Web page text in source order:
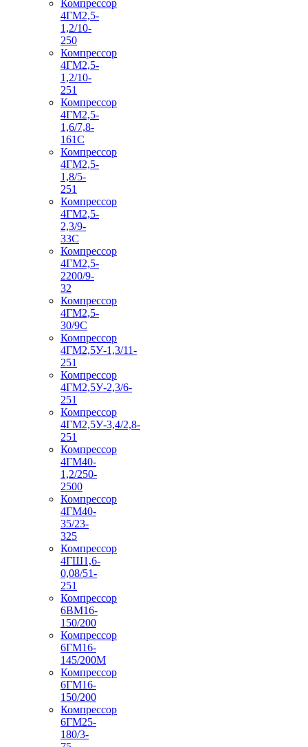
Компрессор
4ГМ2,5-
1,2/10-
250
Компрессор
4ГМ2,5-
1,2/10-
251
Компрессор
4ГМ2,5-
1,6/7,8-
161С
Компрессор
4ГМ2,5-
1,8/5-
251
Компрессор
4ГМ2,5-
2,3/9-
33С
Компрессор
4ГМ2,5-
2200/9-
32
Компрессор
4ГМ2,5-
30/9С
Компрессор
4ГМ2,5У-1,3/11-
251
Компрессор
4ГМ2,5У-2,3/6-
251
Компрессор
4ГМ2,5У-3,4/2,8-
251
Компрессор
4ГМ40-
1,2/250-
2500
Компрессор
4ГМ40-
35/23-
325
Компрессор
4ГШ1,6-
0,08/51-
251
Компрессор
6ВМ16-
150/200
Компрессор
6ГМ16-
145/200М
Компрессор
6ГМ16-
150/200
Компрессор
6ГМ25-
180/3-